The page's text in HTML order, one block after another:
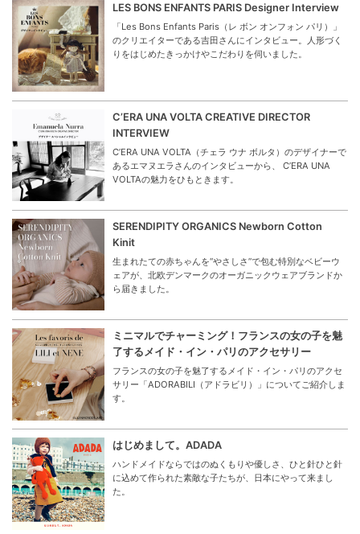
LES BONS ENFANTS PARIS Designer Interview
「Les Bons Enfants Paris（レ ボン オンフォン パリ）」
のクリエイターである吉田さんにインタビュー。人形づく
りをはじめたきっかけやこだわりを伺いました。
C’ERA UNA VOLTA CREATIVE DIRECTOR
INTERVIEW
C’ERA UNA VOLTA（チェラ ウナ ボルタ）のデザイナーで
あるエマヌエラさんのインタビューから、 C’ERA UNA
VOLTAの魅力をひもときます。
SERENDIPITY ORGANICS Newborn Cotton
Kinit
生まれたての赤ちゃんを“やさしさ”で包む特別なベビーウ
ェアが、北欧デンマークのオーガニックウェアブランドか
ら届きました。
ミニマルでチャーミング！フランスの女の子を魅
了するメイド・イン・パリのアクセサリー
フランスの女の子を魅了するメイド・イン・パリのアクセ
サリー「ADORABILI（アドラビリ）」についてご紹介しま
す。
はじめまして。ADADA
ハンドメイドならではのぬくもりや優しさ、ひと針ひと針
に込めて作られた素敵な子たちが、日本にやって来まし
た。